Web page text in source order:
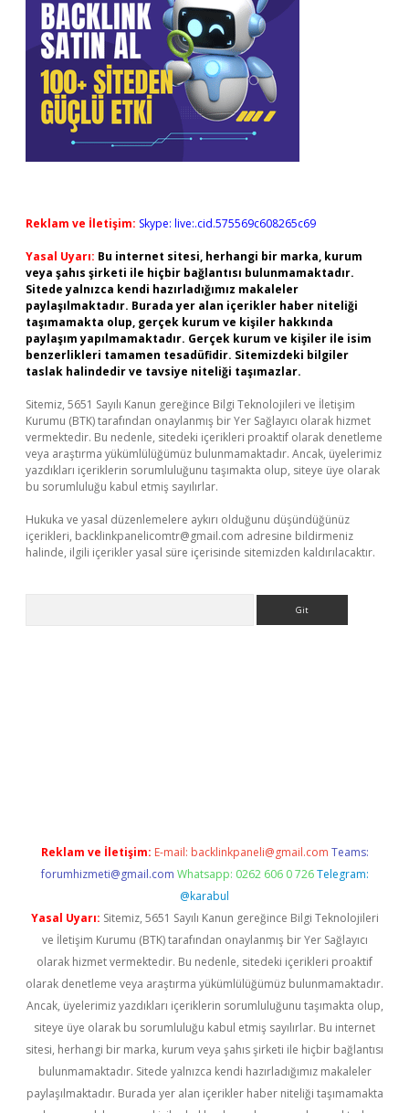
Reklam ve İletişim: Skype: live:.cid.575569c608265c69
Yasal Uyarı: Bu internet sitesi, herhangi bir marka, kurum
veya şahıs şirketi ile hiçbir bağlantısı bulunmamaktadır.
Sitede yalnızca kendi hazırladığımız makaleler
paylaşılmaktadır. Burada yer alan içerikler haber niteliği
taşımamakta olup, gerçek kurum ve kişiler hakkında
paylaşım yapılmamaktadır. Gerçek kurum ve kişiler ile isim
benzerlikleri tamamen tesadüfidir. Sitemizdeki bilgiler
taslak halindedir ve tavsiye niteliği taşımazlar.
Sitemiz, 5651 Sayılı Kanun gereğince Bilgi Teknolojileri ve İletişim
Kurumu (BTK) tarafından onaylanmış bir Yer Sağlayıcı olarak hizmet
vermektedir. Bu nedenle, sitedeki içerikleri proaktif olarak denetleme
veya araştırma yükümlülüğümüz bulunmamaktadır. Ancak, üyelerimiz
yazdıkları içeriklerin sorumluluğunu taşımakta olup, siteye üye olarak
bu sorumluluğu kabul etmiş sayılırlar.
Hukuka ve yasal düzenlemelere aykırı olduğunu düşündüğünüz
içerikleri, backlinkpanelicomtr@gmail.com adresine bildirmeniz
halinde, ilgili içerikler yasal süre içerisinde sitemizden kaldırılacaktır.
Reklam ve İletişim: E-mail: backlinkpaneli@gmail.com Teams:
forumhizmeti@gmail.com Whatsapp: 0262 606 0 726 Telegram:
@karabul
Yasal Uyarı: Sitemiz, 5651 Sayılı Kanun gereğince Bilgi Teknolojileri
ve İletişim Kurumu (BTK) tarafından onaylanmış bir Yer Sağlayıcı
olarak hizmet vermektedir. Bu nedenle, sitedeki içerikleri proaktif
olarak denetleme veya araştırma yükümlülüğümüz bulunmamaktadır.
Ancak, üyelerimiz yazdıkları içeriklerin sorumluluğunu taşımakta olup,
siteye üye olarak bu sorumluluğu kabul etmiş sayılırlar. Bu internet
sitesi, herhangi bir marka, kurum veya şahıs şirketi ile hiçbir bağlantısı
bulunmamaktadır. Sitede yalnızca kendi hazırladığımız makaleler
paylaşılmaktadır. Burada yer alan içerikler haber niteliği taşımamakta